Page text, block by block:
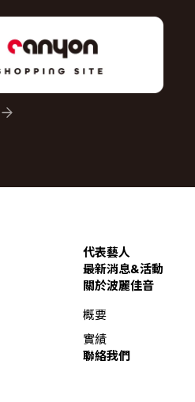
代表藝人
最新消息&活動
關於波麗佳音
概要
實績
聯絡我們